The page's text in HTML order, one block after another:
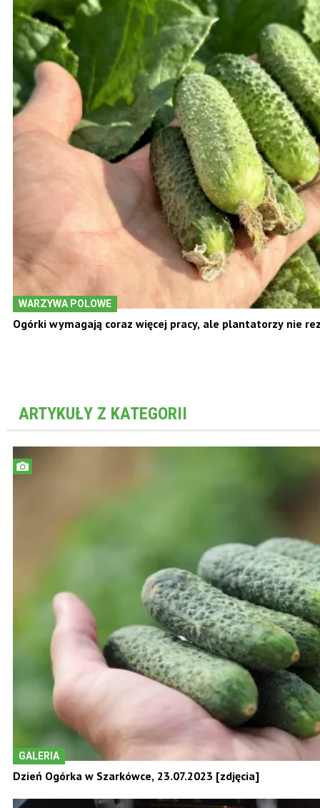
WARZYWA POLOWE
Ogórki wymagają coraz więcej pracy, ale plantatorzy nie
ARTYKUŁY Z KATEGORII
GALERIA
Dzień Ogórka w Szarkówce, 23.07.2023 [zdjęcia]